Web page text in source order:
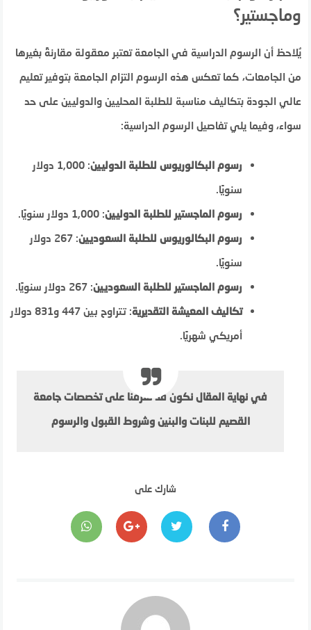
وماجستير؟
يُلاحظ أن الرسوم الدراسية في الجامعة تعتبر معقولة مقارنةً بغيرها
من الجامعات، كما تعكس هذه الرسوم التزام الجامعة بتوفير تعليم
عالي الجودة بتكاليف مناسبة للطلبة المحليين والدوليين على حد
سواء، وفيما يلي تفاصيل الرسوم الدراسية:
رسوم البكالوريوس للطلبة الدوليين
: 1,000 دولار
سنويًا.
رسوم الماجستير للطلبة الدوليين: 1,000 دولار سنويًا.
رسوم البكالوريوس للطلبة السعوديين
: 267 دولار
سنويًا.
رسوم الماجستير للطلبة السعوديين: 267 دولار سنويًا.
تكاليف المعيشة التقديرية
: تتراوح بين 447 و831 دولار
أمريكي شهريًا.
في نهاية المقال نكون قد تعرفنا على تخصصات جامعة
القصيم للبنات والبنين وشروط القبول والرسوم
شارك على